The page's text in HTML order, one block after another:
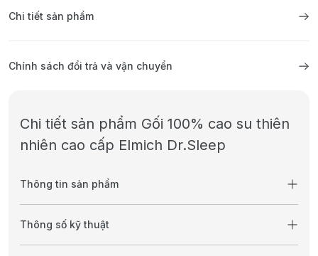
Chi tiết sản phẩm
Chính sách đổi trả và vận chuyển
Chi tiết sản phẩm Gối 100% cao su thiên
nhiên cao cấp Elmich Dr.Sleep
Thông tin sản phẩm
Thông số kỹ thuật